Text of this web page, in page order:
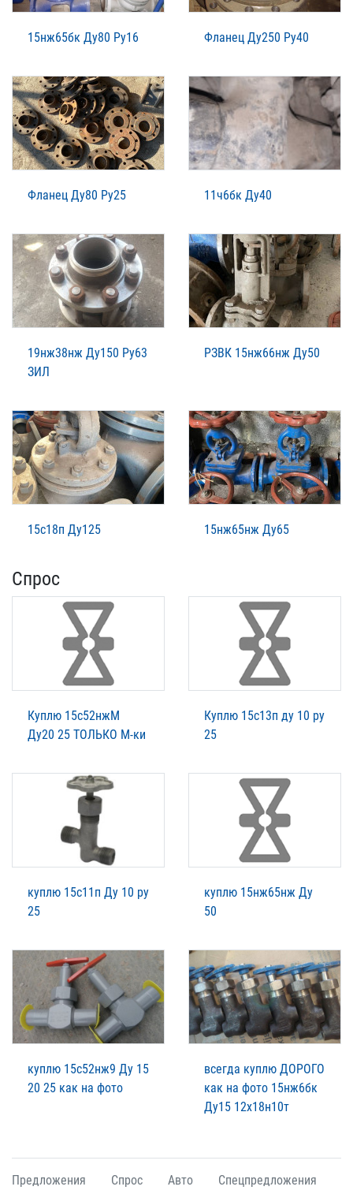
15нж65бк Ду80 Ру16 Фланец Ду250 Ру40
Фланец Ду80 Ру25 11ч6бк Ду40
19нж38нж Ду150 Ру63
ЗИЛ
РЗВК 15нж66нж Ду50
15с18п Ду125 15нж65нж Ду65
Спрос
Куплю 15с52нжМ
Ду20 25 ТОЛЬКО М-ки
Куплю 15с13п ду 10 ру
25
куплю 15с11п Ду 10 ру
25
куплю 15нж65нж Ду
50
куплю 15с52нж9 Ду 15
20 25 как на фото
всегда куплю ДОРОГО
как на фото 15нж6бк
Ду15 12х18н10т
Предложения Спрос Авто Спецпредложения